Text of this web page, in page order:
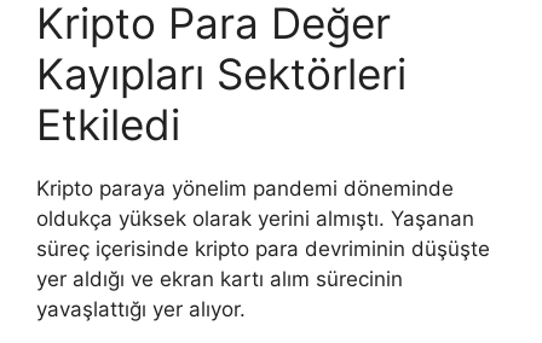
Kripto Para Değer
Kayıpları Sektörleri
Etkiledi
Kripto paraya yönelim pandemi döneminde
oldukça yüksek olarak yerini almıştı. Yaşanan
süreç içerisinde kripto para devriminin düşüşte
yer aldığı ve ekran kartı alım sürecinin
yavaşlattığı yer alıyor.